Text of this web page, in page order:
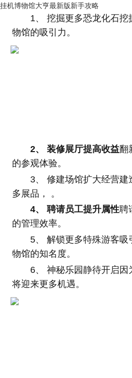
挂机博物馆大亨最新版新手攻略
1、 挖掘更多恐龙化石
物馆的吸引力。
2、 装修展厅提高收益翻
的参观体验。
3、 修建场馆扩大经营建
多展品， 。
4、 聘请员工提升属性聘
的管理效率。
5、 解锁更多特殊游客吸
物馆的知名度。
6、 神秘乐园静待开启因
将迎来更多机遇。